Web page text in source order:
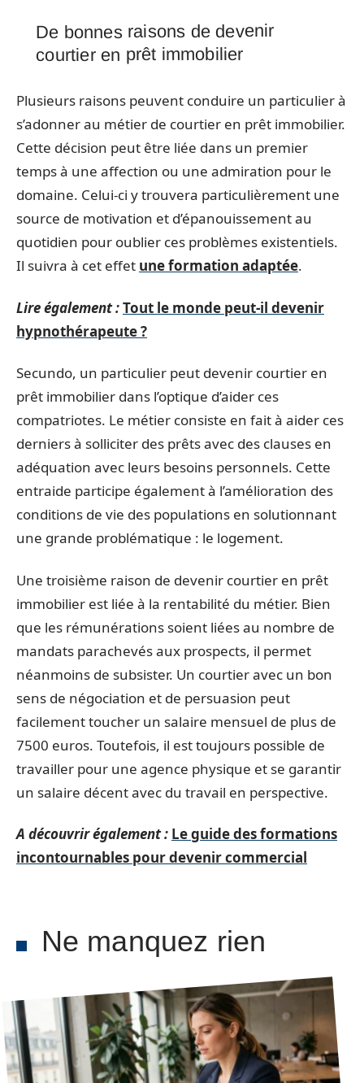
De bonnes raisons de devenir
courtier en prêt immobilier
Plusieurs raisons peuvent conduire un particulier à
s’adonner au métier de courtier en prêt immobilier.
Cette décision peut être liée dans un premier
temps à une affection ou une admiration pour le
domaine. Celui-ci y trouvera particulièrement une
source de motivation et d’épanouissement au
quotidien pour oublier ces problèmes existentiels.
Il suivra à cet effet une formation adaptée.
Lire également :Tout le monde peut-il devenir
hypnothérapeute ?
Secundo, un particulier peut devenir courtier en
prêt immobilier dans l’optique d’aider ces
compatriotes. Le métier consiste en fait à aider ces
derniers à solliciter des prêts avec des clauses en
adéquation avec leurs besoins personnels. Cette
entraide participe également à l’amélioration des
conditions de vie des populations en solutionnant
une grande problématique : le logement.
Une troisième raison de devenir courtier en prêt
immobilier est liée à la rentabilité du métier. Bien
que les rémunérations soient liées au nombre de
mandats parachevés aux prospects, il permet
néanmoins de subsister. Un courtier avec un bon
sens de négociation et de persuasion peut
facilement toucher un salaire mensuel de plus de
7500 euros. Toutefois, il est toujours possible de
travailler pour une agence physique et se garantir
un salaire décent avec du travail en perspective.
A découvrir également : Le guide des formations
incontournables pour devenir commercial
Ne manquez rien